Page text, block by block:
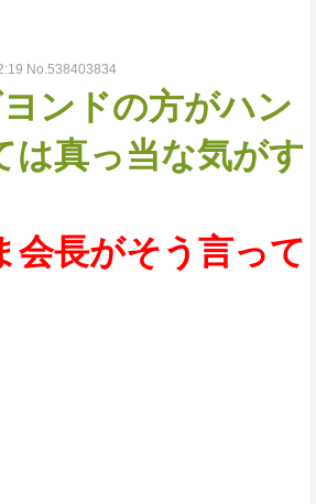
No.538403834
ンドの方がハン
は真っ当な気がす
会長がそう言って